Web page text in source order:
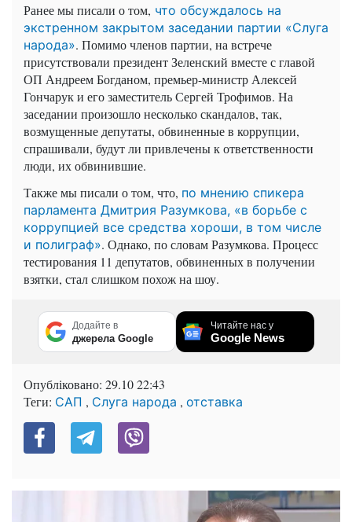
Ранее мы писали о том, что обсуждалось на
экстренном закрытом заседании партии «Слуга
народа». Помимо членов партии, на встрече
присутствовали президент Зеленский вместе с главой
ОП Андреем Богданом, премьер-министр Алексей
Гончарук и его заместитель Сергей Трофимов. На
заседании произошло несколько скандалов, так,
возмущенные депутаты, обвиненные в коррупции,
спрашивали, будут ли привлечены к ответственности
люди, их обвинившие.
Также мы писали о том, что, по мнению спикера
парламента Дмитрия Разумкова, «в борьбе с
коррупцией все средства хороши, в том числе
и полиграф». Однако, по словам Разумкова. Процесс
тестирования 11 депутатов, обвиненных в получении
взятки, стал слишком похож на шоу.
Додайте в
джерела Google
Читайте нас у
Google News
Опубліковано: 29.10 22:43
Теги: САП , Слуга народа , отставка